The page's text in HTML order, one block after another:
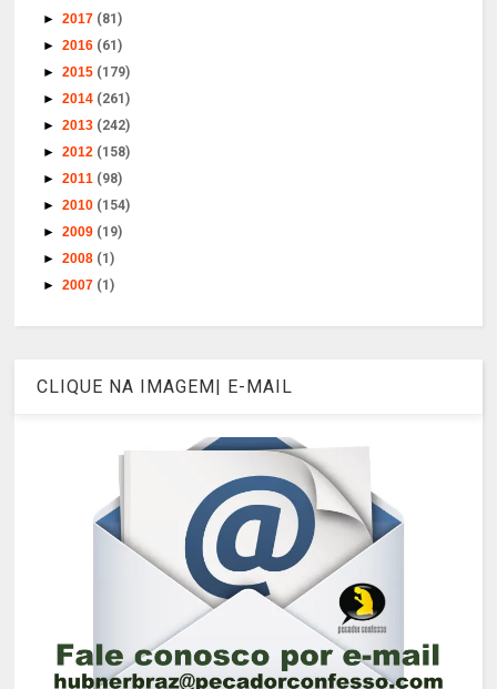
►2017 (81)
►2016 (61)
►2015 (179)
►2014 (261)
►2013 (242)
►2012 (158)
►2011 (98)
►2010 (154)
►2009 (19)
►2008 (1)
►2007 (1)
CLIQUE NA IMAGEM| E-MAIL